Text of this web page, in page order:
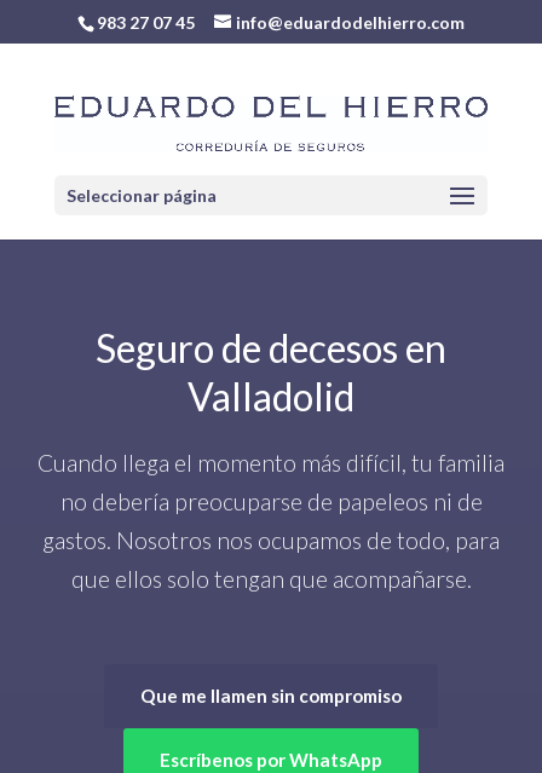
983 27 07 45 info@eduardodelhierro.com
Seleccionar página
Seguro de decesos en
Valladolid
Cuando llega el momento más difícil, tu familia
no debería preocuparse de papeleos ni de
gastos. Nosotros nos ocupamos de todo, para
que ellos solo tengan que acompañarse.
Que me llamen sin compromiso
Escríbenos por WhatsApp